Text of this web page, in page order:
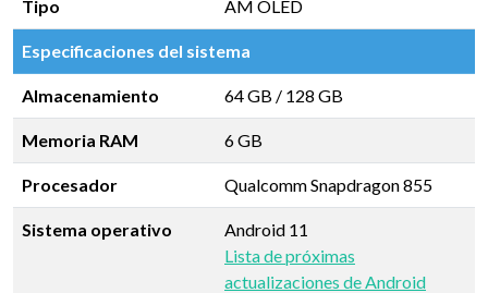
Tipo AM OLED
Especificaciones del sistema
Almacenamiento 64 GB / 128 GB
Memoria RAM 6 GB
Procesador Qualcomm Snapdragon 855
Sistema operativo
Android 11
Lista de próximas
actualizaciones de Android